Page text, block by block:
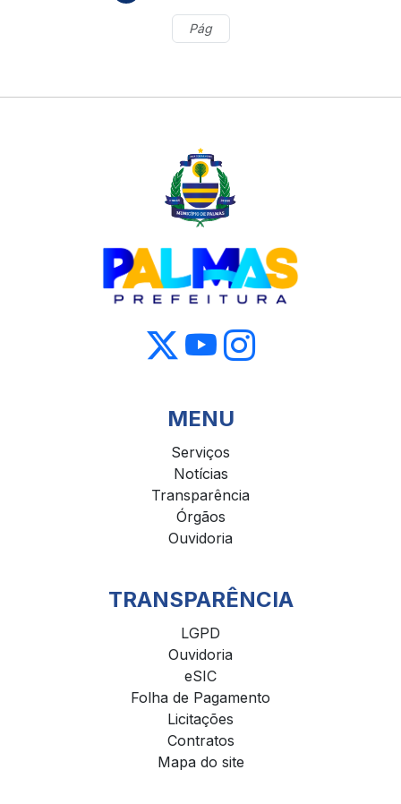
MENU
Serviços
Notícias
Transparência
Órgãos
Ouvidoria
TRANSPARÊNCIA
LGPD
Ouvidoria
eSIC
Folha de Pagamento
Licitações
Contratos
Mapa do site